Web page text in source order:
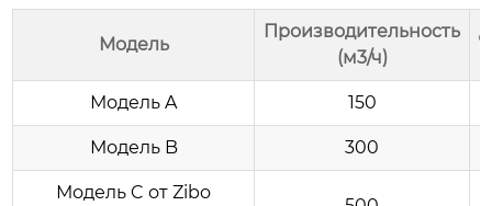
Модель
Производительность
(м3/ч)
Модель A 150
Модель B 300
Модель C от Zibo